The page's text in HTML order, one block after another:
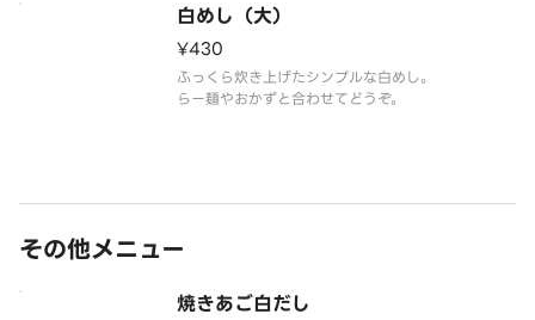
白めし（大）
¥430
ふっくら炊き上げたシンプルな白めし。
らー麺やおかずと合わせてどうぞ。
その他メニュー
焼きあご白だし